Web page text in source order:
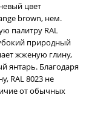
цвет
brown, нем.
палитру RAL
природный
жженую глину,
янтарь. Благодаря
RAL 8023 не
от обычных